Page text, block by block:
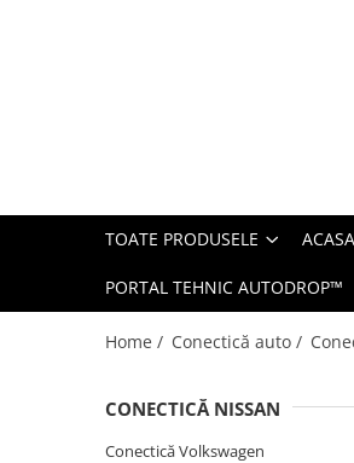
Mercedes Benz
TOATE PRODUSELE ACASA
PORTAL TEHNIC AUTODROP™
Home / Conectică auto /
CONECTICĂ NISSAN
Conectică Volkswagen